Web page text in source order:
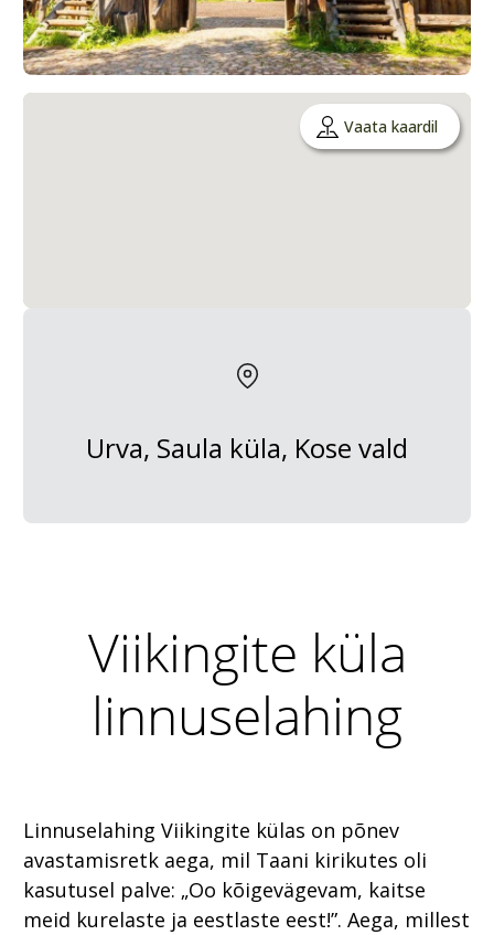
Vaata kaardil
Urva, Saula küla, Kose vald
Viikingite küla
linnuselahing
Linnuselahing Viikingite külas on põnev
avastamisretk aega, mil Taani kirikutes oli
kasutusel palve: „Oo kõigevägevam, kaitse
meid kurelaste ja eestlaste eest!”. Aega, millest